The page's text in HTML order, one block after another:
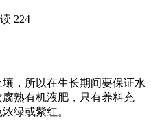
224
，所以在生长期间要保证水
熟有机液肥，只有养料充
绿或紫红。